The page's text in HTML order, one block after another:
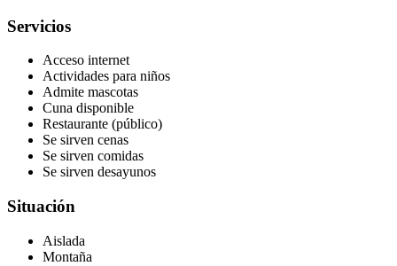
Servicios
Acceso internet
Actividades para niños
Admite mascotas
Cuna disponible
Restaurante (público)
Se sirven cenas
Se sirven comidas
Se sirven desayunos
Situación
Aislada
Montaña